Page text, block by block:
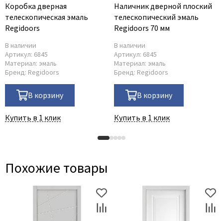
Коробка дверная
телескопическая эмаль
Regidoors
В наличии
Артикул: 6845
Материал: эмаль
Бренд: Regidoors
В корзину
Купить в 1 клик
Наличник дверной плоский
телескопический эмаль
Regidoors 70 мм
В наличии
Артикул: 6845
Материал: эмаль
Бренд: Regidoors
В корзину
Купить в 1 клик
Похожие товары